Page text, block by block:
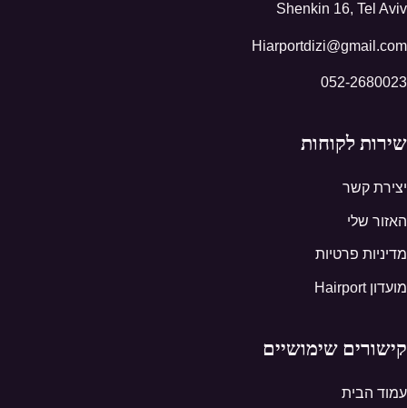
Shenkin 16, Tel Aviv
Hiarportdizi@gmail.com
052-2680023
שירות לקוחות
יצירת קשר
האזור שלי
מדיניות פרטיות
מועדון Hairport
קישורים שימושיים
עמוד הבית